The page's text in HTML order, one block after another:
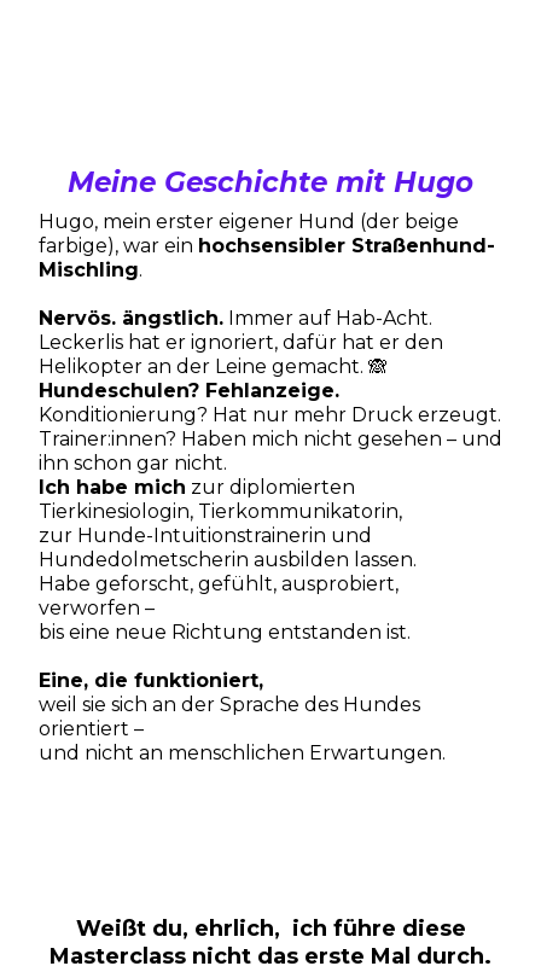
Meine Geschichte mit Hugo
Hugo, mein erster eigener Hund (der beige
farbige), war ein hochsensibler Straßenhund-
Mischling.
Nervös. ängstlich. Immer auf Hab-Acht.
Leckerlis hat er ignoriert, dafür hat er den
Helikopter an der Leine gemacht. 🙈
Hundeschulen? Fehlanzeige.
Konditionierung? Hat nur mehr Druck erzeugt.
Trainer:innen? Haben mich nicht gesehen – und
ihn schon gar nicht.
Ich habe mich zur diplomierten
Tierkinesiologin, Tierkommunikatorin,
zur Hunde-Intuitionstrainerin und
Hundedolmetscherin ausbilden lassen.
Habe geforscht, gefühlt, ausprobiert,
verworfen –
bis eine neue Richtung entstanden ist.
Eine, die funktioniert,
weil sie sich an der Sprache des Hundes
orientiert –
und nicht an menschlichen Erwartungen.
Weißt du, ehrlich, ich führe diese
Masterclass nicht das erste Mal durch.